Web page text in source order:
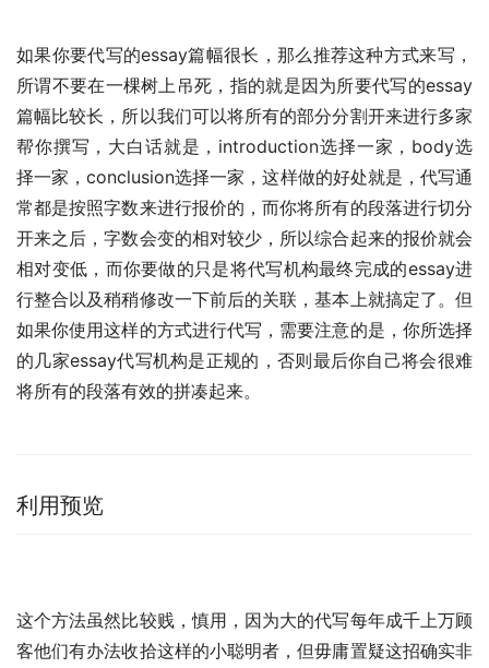
如果你要代写的essay篇幅很长，那么推荐这种方式来写，
所谓不要在一棵树上吊死，指的就是因为所要代写的essay
篇幅比较长，所以我们可以将所有的部分分割开来进行多家
帮你撰写，大白话就是，introduction选择一家，body选
择一家，conclusion选择一家，这样做的好处就是，代写通
常都是按照字数来进行报价的，而你将所有的段落进行切分
开来之后，字数会变的相对较少，所以综合起来的报价就会
相对变低，而你要做的只是将代写机构最终完成的essay进
行整合以及稍稍修改一下前后的关联，基本上就搞定了。但
如果你使用这样的方式进行代写，需要注意的是，你所选择
的几家essay代写机构是正规的，否则最后你自己将会很难
将所有的段落有效的拼凑起来。
利用预览
这个方法虽然比较贱，慎用，因为大的代写每年成千上万顾
客他们有办法收拾这样的小聪明者，但毋庸置疑这招确实非